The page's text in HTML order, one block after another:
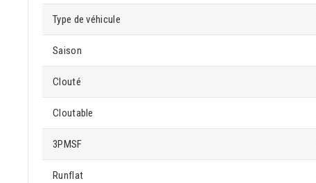
Type de véhicule
Saison
Clouté
Cloutable
3PMSF
Runflat